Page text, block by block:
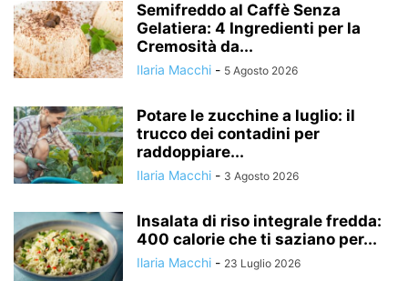
Semifreddo al Caffè Senza
Gelatiera: 4 Ingredienti per la
Cremosità da...
Ilaria Macchi - 5 Agosto 2026
Potare le zucchine a luglio: il
trucco dei contadini per
raddoppiare...
Ilaria Macchi - 3 Agosto 2026
Insalata di riso integrale fredda:
400 calorie che ti saziano per...
Ilaria Macchi - 23 Luglio 2026